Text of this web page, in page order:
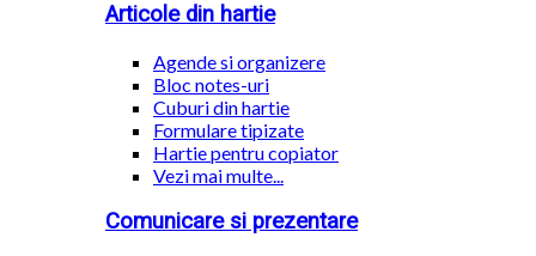
Articole din hartie
Agende si organizere
Bloc notes-uri
Cuburi din hartie
Formulare tipizate
Hartie pentru copiator
Vezi mai multe...
Comunicare si prezentare